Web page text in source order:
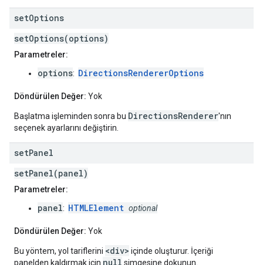
setOptions
setOptions(options)
Parametreler:
options: DirectionsRendererOptions
Döndürülen Değer: Yok
Başlatma işleminden sonra bu DirectionsRenderer'nın
seçenek ayarlarını değiştirin.
setPanel
setPanel(panel)
Parametreler:
panel: HTMLElement optional
Döndürülen Değer: Yok
Bu yöntem, yol tariflerini <div> içinde oluşturur. İçeriği
panelden kaldırmak için null simgesine dokunun.